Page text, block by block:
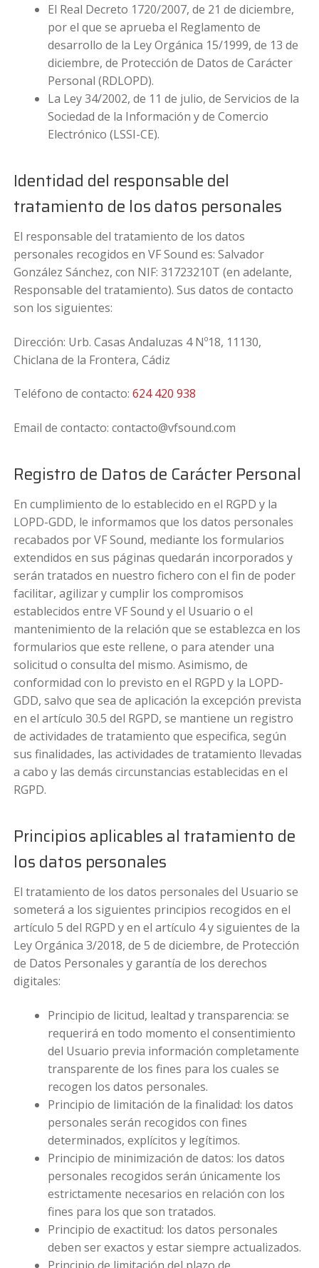
El Real Decreto 1720/2007, de 21 de diciembre,
por el que se aprueba el Reglamento de
desarrollo de la Ley Orgánica 15/1999, de 13 de
diciembre, de Protección de Datos de Carácter
Personal (RDLOPD).
La Ley 34/2002, de 11 de julio, de Servicios de la
Sociedad de la Información y de Comercio
Electrónico (LSSI-CE).
Identidad del responsable del
tratamiento de los datos personales
El responsable del tratamiento de los datos
personales recogidos en VF Sound es: Salvador
González Sánchez, con NIF: 31723210T (en adelante,
Responsable del tratamiento). Sus datos de contacto
son los siguientes:
Dirección: Urb. Casas Andaluzas 4 Nº18, 11130,
Chiclana de la Frontera, Cádiz
Teléfono de contacto:624 420 938
Email de contacto:contacto@vfsound.com
Registro de Datos de Carácter Personal
En cumplimiento de lo establecido en el RGPD y la
LOPD-GDD, le informamos que los datos personales
recabados por VF Sound, mediante los formularios
extendidos en sus páginas quedarán incorporados y
serán tratados en nuestro fichero con el fin de poder
facilitar, agilizar y cumplir los compromisos
establecidos entre VF Sound y el Usuario o el
mantenimiento de la relación que se establezca en los
formularios que este rellene, o para atender una
solicitud o consulta del mismo. Asimismo, de
conformidad con lo previsto en el RGPD y la LOPD-
GDD, salvo que sea de aplicación la excepción prevista
en el artículo 30.5 del RGPD, se mantiene un registro
de actividades de tratamiento que especifica, según
sus finalidades, las actividades de tratamiento llevadas
a cabo y las demás circunstancias establecidas en el
RGPD.
Principios aplicables al tratamiento de
los datos personales
El tratamiento de los datos personales del Usuario se
someterá a los siguientes principios recogidos en el
artículo 5 del RGPD y en el artículo 4 y siguientes de la
Ley Orgánica 3/2018, de 5 de diciembre, de Protección
de Datos Personales y garantía de los derechos
digitales:
Principio de licitud, lealtad y transparencia: se
requerirá en todo momento el consentimiento
del Usuario previa información completamente
transparente de los fines para los cuales se
recogen los datos personales.
Principio de limitación de la finalidad: los datos
personales serán recogidos con fines
determinados, explícitos y legítimos.
Principio de minimización de datos: los datos
personales recogidos serán únicamente los
estrictamente necesarios en relación con los
fines para los que son tratados.
Principio de exactitud: los datos personales
deben ser exactos y estar siempre actualizados.